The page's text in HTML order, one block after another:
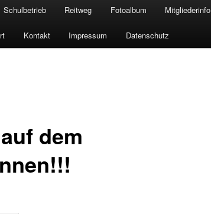
Schulbetrieb Reitweg Fotoalbum Mitgliederinfo
Kontakt Impressum Datenschutz
dem